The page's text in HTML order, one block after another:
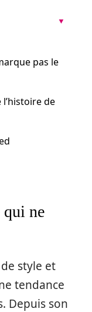
pas le
de
qui ne
style et
tendance
Depuis son